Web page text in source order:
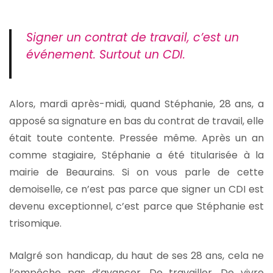
Signer un contrat de travail, c’est un
événement. Surtout un CDI.
Alors, mardi après-midi, quand Stéphanie, 28 ans, a
apposé sa signature en bas du contrat de travail, elle
était toute contente. Pressée même. Après un an
comme stagiaire, Stéphanie a été titularisée à la
mairie de Beaurains. Si on vous parle de cette
demoiselle, ce n’est pas parce que signer un CDI est
devenu exceptionnel, c’est parce que Stéphanie est
trisomique.
Malgré son handicap, du haut de ses 28 ans, cela ne